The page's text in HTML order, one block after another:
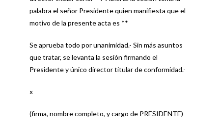
palabra el señor Presidente quien manifiesta que el
motivo de la presente acta es **
Se aprueba todo por unanimidad.- Sin más asuntos
que tratar, se levanta la sesión firmando el
Presidente y único director titular de conformidad.-
x
(firma, nombre completo, y cargo de PRESIDENTE)